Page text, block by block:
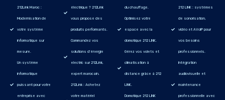
212Link Maroc :
Modernisation de
votre système
informatique sur
mesure.
Un système
informatique
puissant pour votre
entreprise avec
électrique ? 212Link
vous propose des
produits performants.
Commandez vos
solutions d’énergie
electric sur 212Link,
expert marocain.
212Link : Achetez
votre matériel
du chauffage.
Optimisez votre
espace avec la
domotique 212 LINK.
Gérez vos volets et
climatisation à
distance grâce à 212
LINK.
Domotique 212 LINK
212 LINK : systèmes
de sonorisation,
vidéo et AVoIP pour
vos besoins
professionnels.
Intégration
audiovisuelle et
maintenance
professionnelle avec